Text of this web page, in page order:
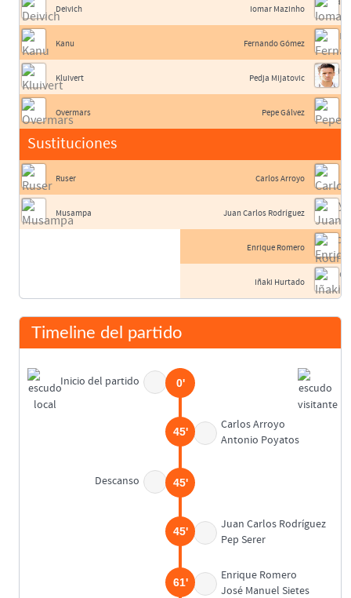
Deivich
Kanu
Kluivert
Overmars
Sustituciones
Ruser
Musampa
Iomar Mazinho
Fernando Gómez
Pedja Mijatovic
Pepe Gálvez
Carlos Arroyo
Juan Carlos Rodríguez
Enrique Romero
Iñaki Hurtado
Timeline del partido
Inicio del partido 0'
Carlos Arroyo
Antonio Poyatos
45'
Descanso 45'
Juan Carlos Rodríguez
Pep Serer
45'
Enrique Romero
José Manuel Sietes
61'